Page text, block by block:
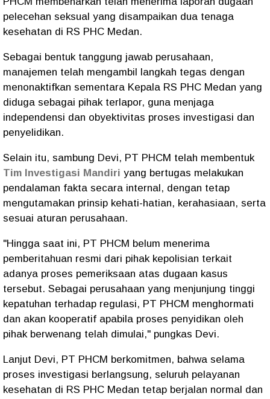
pelecehan seksual yang disampaikan dua tenaga
kesehatan di RS PHC Medan.
Sebagai bentuk tanggung jawab perusahaan,
manajemen telah mengambil langkah tegas dengan
menonaktifkan sementara Kepala RS PHC Medan yang
diduga sebagai pihak terlapor, guna menjaga
independensi dan obyektivitas proses investigasi dan
penyelidikan.
Selain itu, sambung Devi, PT PHCM telah membentuk
Tim Investigasi Mandiri yang bertugas melakukan
pendalaman fakta secara internal, dengan tetap
mengutamakan prinsip kehati-hatian, kerahasiaan, serta
sesuai aturan perusahaan.
"Hingga saat ini, PT PHCM belum menerima
pemberitahuan resmi dari pihak kepolisian terkait
adanya proses pemeriksaan atas dugaan kasus
tersebut. Sebagai perusahaan yang menjunjung tinggi
kepatuhan terhadap regulasi, PT PHCM menghormati
dan akan kooperatif apabila proses penyidikan oleh
pihak berwenang telah dimulai," pungkas Devi.
Lanjut Devi, PT PHCM berkomitmen, bahwa selama
proses investigasi berlangsung, seluruh pelayanan
kesehatan di RS PHC Medan tetap berjalan normal dan